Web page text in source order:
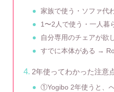
家族で使う・ソファ代
1〜2人で使う・一人
自分専用のチェアが欲
すでに本体がある →
2年使ってわかった注意
①Yogibo 2年使うと、